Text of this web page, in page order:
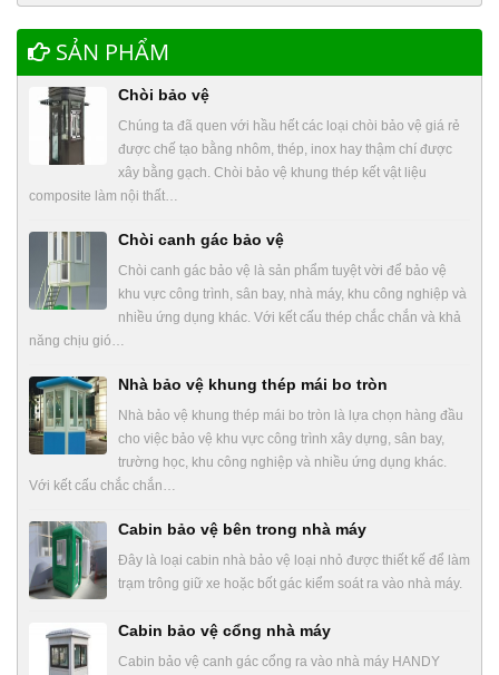
SẢN PHẨM
Chòi bảo vệ
Chúng ta đã quen với hầu hết các loại chòi bảo vệ giá rẻ
được chế tạo bằng nhôm, thép, inox hay thậm chí được
xây bằng gạch. Chòi bảo vệ khung thép kết vật liệu
composite làm nội thất…
Chòi canh gác bảo vệ
Chòi canh gác bảo vệ là sản phẩm tuyệt vời để bảo vệ
khu vực công trình, sân bay, nhà máy, khu công nghiệp và
nhiều ứng dụng khác. Với kết cấu thép chắc chắn và khả
năng chịu gió…
Nhà bảo vệ khung thép mái bo tròn
Nhà bảo vệ khung thép mái bo tròn là lựa chọn hàng đầu
cho việc bảo vệ khu vực công trình xây dựng, sân bay,
trường học, khu công nghiệp và nhiều ứng dụng khác.
Với kết cấu chắc chắn…
Cabin bảo vệ bên trong nhà máy
Đây là loại cabin nhà bảo vệ loại nhỏ được thiết kế để làm
trạm trông giữ xe hoặc bốt gác kiểm soát ra vào nhà máy.
Cabin bảo vệ cổng nhà máy
Cabin bảo vệ canh gác cổng ra vào nhà máy HANDY